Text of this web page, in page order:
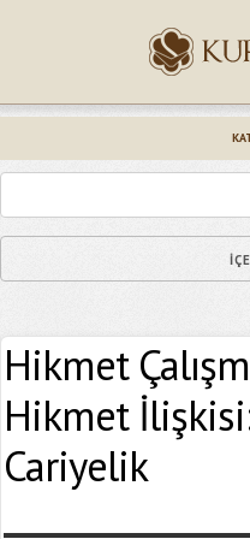
Hikmet
Hikmet
Cariyelik
Epostanız (*)
Yaşadığınız Hatanın Ayrıntıları